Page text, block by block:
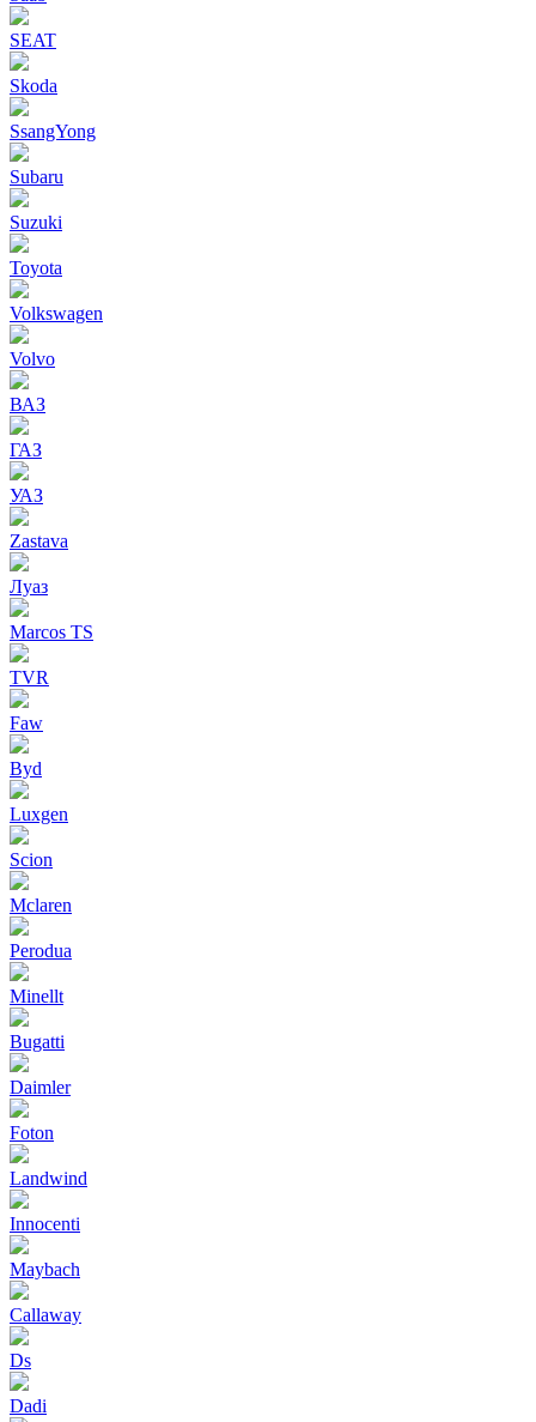
SEAT
Skoda
SsangYong
Subaru
Suzuki
Toyota
Volkswagen
Volvo
ВАЗ
ГАЗ
УАЗ
Zastava
Луаз
Marcos TS
TVR
Faw
Byd
Luxgen
Scion
Mclaren
Perodua
Minellt
Bugatti
Daimler
Foton
Landwind
Innocenti
Maybach
Callaway
Ds
Dadi